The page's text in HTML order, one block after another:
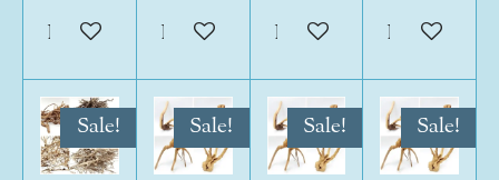
In den WarenkorbIn den WarenkorbIn den Warenkorb
In den
Sale! Sale! Sale! Sale!